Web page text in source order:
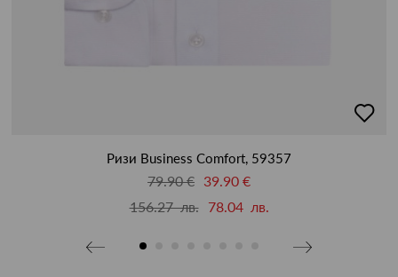
в
Ризи Business Comfort, 59357
79.90 € 39.90 €
156.27 лв.
78.04 лв.